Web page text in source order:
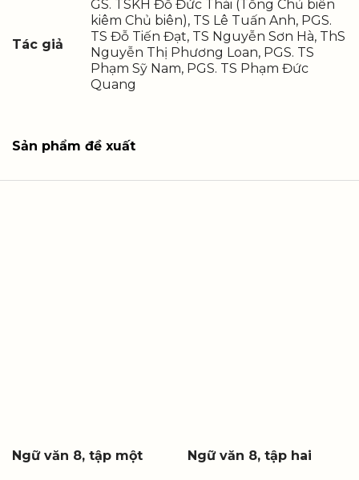
Tác giả
GS. TSKH Đỗ Đức Thái (Tổng Chủ biên
kiêm Chủ biên), TS Lê Tuấn Anh, PGS.
TS Đỗ Tiến Đạt, TS Nguyễn Sơn Hà, ThS
Nguyễn Thị Phương Loan, PGS. TS
Phạm Sỹ Nam, PGS. TS Phạm Đức
Quang
Sản phẩm đề xuất
Ngữ văn 8, tập một Ngữ văn 8, tập hai